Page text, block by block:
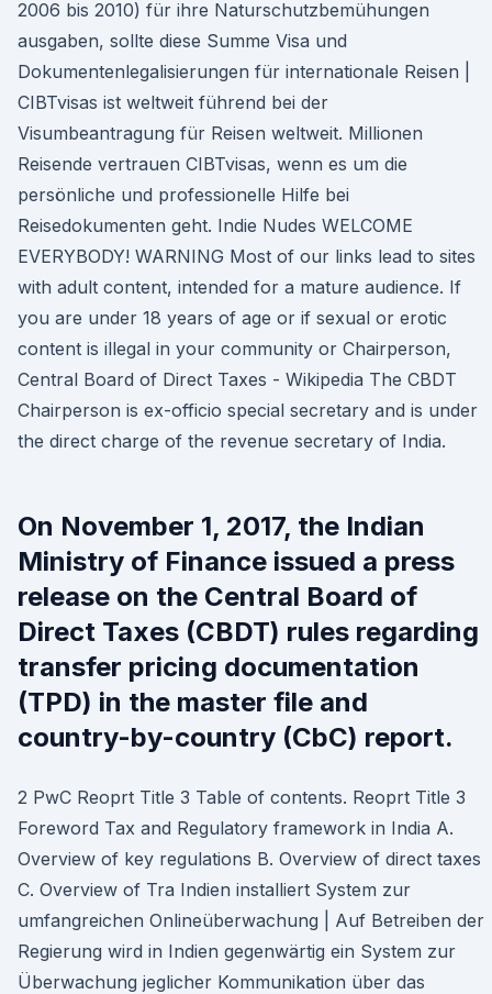
2006 bis 2010) für ihre Naturschutzbemühungen
ausgaben, sollte diese Summe Visa und
Dokumentenlegalisierungen für internationale Reisen |
CIBTvisas ist weltweit führend bei der
Visumbeantragung für Reisen weltweit. Millionen
Reisende vertrauen CIBTvisas, wenn es um die
persönliche und professionelle Hilfe bei
Reisedokumenten geht. Indie Nudes WELCOME
EVERYBODY! WARNING Most of our links lead to sites
with adult content, intended for a mature audience. If
you are under 18 years of age or if sexual or erotic
content is illegal in your community or Chairperson,
Central Board of Direct Taxes - Wikipedia The CBDT
Chairperson is ex-officio special secretary and is under
the direct charge of the revenue secretary of India.
On November 1, 2017, the Indian
Ministry of Finance issued a press
release on the Central Board of
Direct Taxes (CBDT) rules regarding
transfer pricing documentation
(TPD) in the master file and
country-by-country (CbC) report.
2 PwC Reoprt Title 3 Table of contents. Reoprt Title 3
Foreword Tax and Regulatory framework in India A.
Overview of key regulations B. Overview of direct taxes
C. Overview of Tra Indien installiert System zur
umfangreichen Onlineüberwachung | Auf Betreiben der
Regierung wird in Indien gegenwärtig ein System zur
Überwachung jeglicher Kommunikation über das